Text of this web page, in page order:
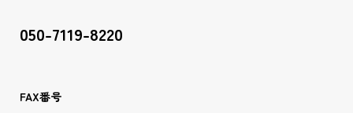
050-7119-8220
FAX番号